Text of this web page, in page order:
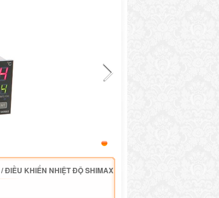
/ĐIỀU KHIỂN NHIỆT ĐỘ SHIMAX